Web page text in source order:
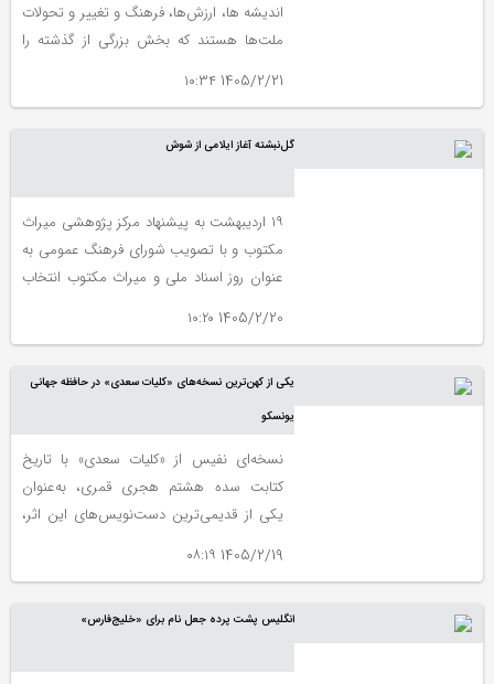
اندیشه ها، ارزش‌ها، فرهنگ و تغییر و تحولات
ملت‌ها هستند که بخش بزرگی از گذشته را
آن کشور است که به آیندگان واگذار می‌شود و
1405/2/21 ۱۰:۳۴
گل‌نبشته آغاز ایلامی از شوش
۱۹ اردیبهشت به پیشنهاد مرکز پژوهشی میراث
مکتوب و با تصویب شورای فرهنگ عمومی به
عنوان روز اسناد ملی و میراث مکتوب انتخاب
1405/2/20 ۱۰:۲۰
یکی از کهن‌ترین نسخه‌های «کلیات سعدی» در حافظه جهانی
یونسکو
نسخه‌ای نفیس از «کلیات سعدی» با تاریخ
کتابت سده هشتم هجری قمری، به‌عنوان
یکی از قدیمی‌ترین دست‌نویس‌های این اثر،
1405/2/19 ۰۸:۱۹
انگلیس پشت پرده جعل نام برای «خلیج‌فارس»